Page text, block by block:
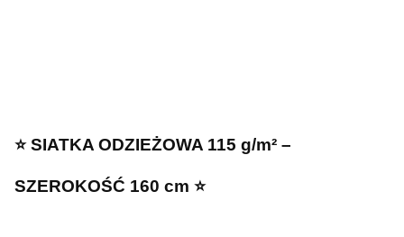
⭐ SIATKA ODZIEŻOWA 115 g/m² –
SZEROKOŚĆ 160 cm ⭐